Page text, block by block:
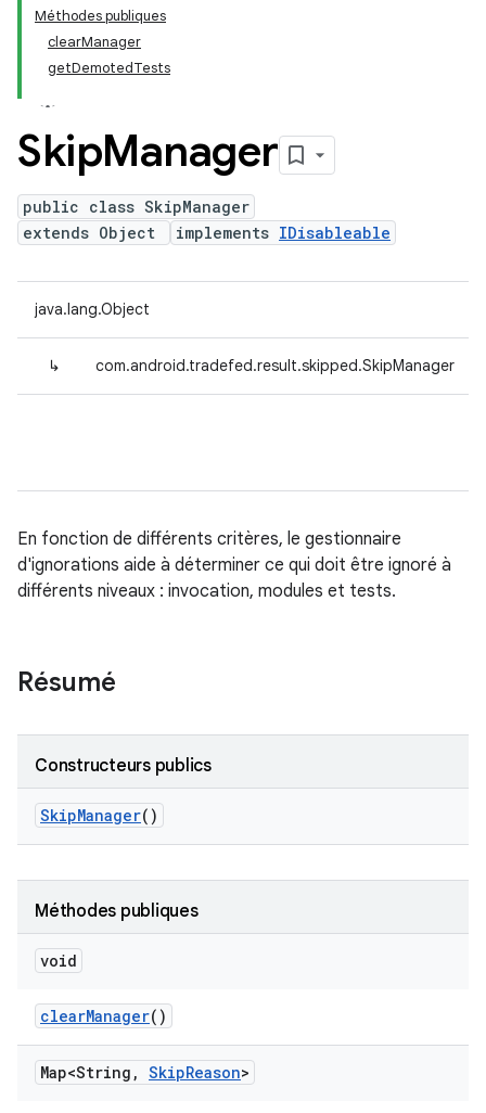
Méthodes publiques
clearManager
getDemotedTests
SkipManager
public class SkipManager
extends Object
implements IDisableable
java.lang.Object
↳ com.android.tradefed.result.skipped.SkipManager
En fonction de différents critères, le gestionnaire
d'ignorations aide à déterminer ce qui doit être ignoré à
différents niveaux : invocation, modules et tests.
Résumé
Constructeurs publics
SkipManager()
Méthodes publiques
void
clearManager()
Map<String , SkipReason>